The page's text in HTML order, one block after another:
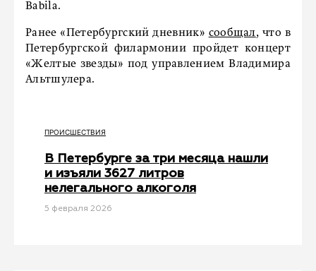
Babila.
Ранее «Петербургский дневник» сообщал, что в
Петербургской филармонии пройдет концерт
«Желтые звезды» под управлением Владимира
Альтшулера.
ПРОИСШЕСТВИЯ
В Петербурге за три месяца нашли
и изъяли 3627 литров
нелегального алкоголя
5 февраля 2026